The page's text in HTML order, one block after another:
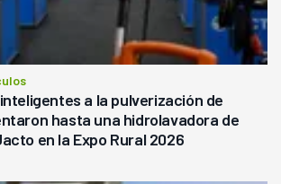
a la pulverización de
hasta una hidrolavadora de
en la Expo Rural 2026